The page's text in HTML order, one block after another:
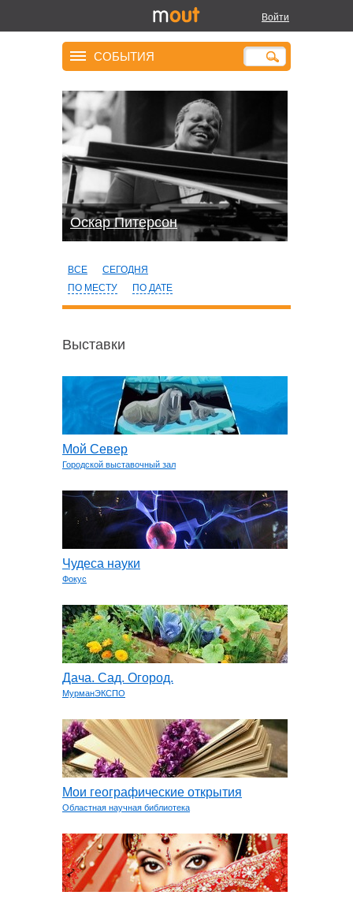
Войти
СОБЫТИЯ
Оскар Питерсон
ВСЕ
СЕГОДНЯ
ПО МЕСТУ
ПО ДАТЕ
Выставки
Мой Север
Городской выставочный зал
Чудеса науки
Фокус
Дача. Сад. Огород.
МурманЭКСПО
Мои географические открытия
Областная научная библиотека